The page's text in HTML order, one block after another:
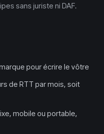
sans juriste ni DAF.
pour écrire le vôtre
de RTT par mois, soit
mobile ou portable,